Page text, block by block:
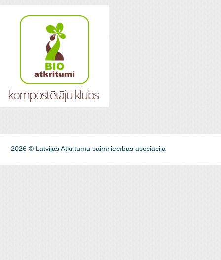
2026 © Latvijas Atkritumu saimniecības asociācija